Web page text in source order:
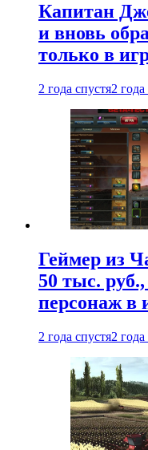
Капитан
и вновь
только в
2 года спустя2 года
Геймер из
50 тыс.
персонаж в
2 года спустя2 года